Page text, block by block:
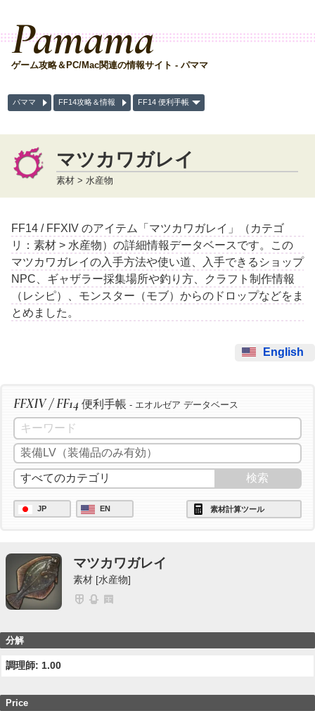
Pamama
ゲーム攻略＆PC/Mac関連の情報サイト - パママ
パママ FF14攻略＆情報 FF14 便利手帳
マツカワガレイ
素材 > 水産物
FF14 / FFXIV のアイテム「マツカワガレイ」（カテゴ
リ：素材 > 水産物）の詳細情報データベースです。この
マツカワガレイの入手方法や使い道、入手できるショップ
NPC、ギャザラー採集場所や釣り方、クラフト制作情報
（レシピ）、モンスター（モブ）からのドロップなどをま
とめました。
English
FFXIV / FF14 便利手帳 - エオルゼア データベース
JP EN 素材計算ツール
マツカワガレイ
素材 [水産物]
分解
調理師: 1.00
Price